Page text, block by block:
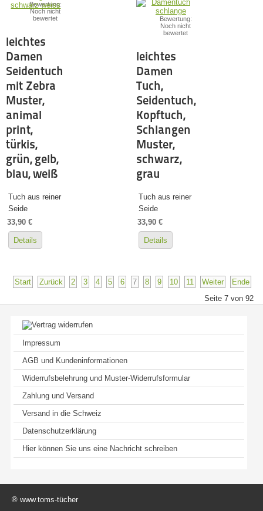
Bewertung:
Noch nicht
bewertet
leichtes
Damen
Seidentuch
mit Zebra
Muster,
animal
print,
türkis,
grün, gelb,
blau, weiß
Tuch aus reiner
Seide
33,90 €
Details
Bewertung:
Noch nicht
bewertet
leichtes
Damen
Tuch,
Seidentuch,
Kopftuch,
Schlangen
Muster,
schwarz,
grau
Tuch aus reiner
Seide
33,90 €
Details
Start Zurück 2 3 4 5 6 7 8 9 10 11 Weiter
Ende
Seite 7 von 92
Impressum
AGB und Kundeninformationen
Widerrufsbelehrung und Muster-Widerrufsformular
Zahlung und Versand
Versand in die Schweiz
Datenschutzerklärung
Hier können Sie uns eine Nachricht schreiben
® www.toms-tücher